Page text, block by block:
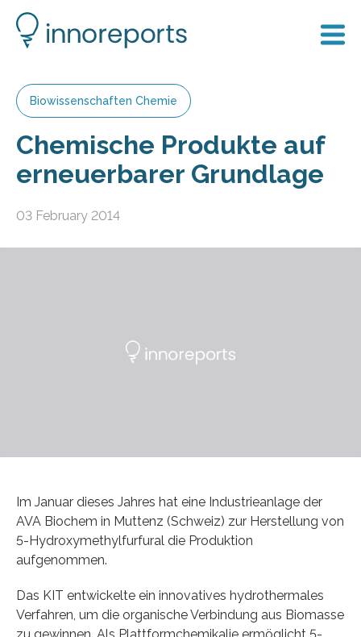
Biowissenschaften Chemie
Chemische Produkte auf
erneuerbarer Grundlage
03 February 2014
Im Januar dieses Jahres hat eine Industrieanlage der
AVA Biochem in Muttenz (Schweiz) zur Herstellung von
5-Hydroxymethylfurfural die Produktion
aufgenommen.
Das KIT entwickelte ein innovatives hydrothermales
Verfahren, um die organische Verbindung aus Biomasse
zu gewinnen. Als Plattformchemikalie ermöglicht 5-